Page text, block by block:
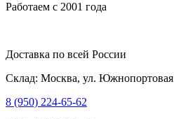
Работаем с 2001 года
Доставка по всей России
Склад: Москва, ул. Южнопортовая
8 (950) 224-65-62